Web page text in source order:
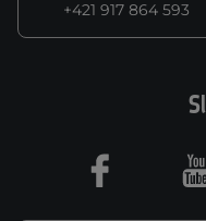
+421 917 864 593
Facebook